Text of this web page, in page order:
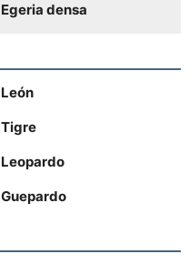
Egeria densa
León
Tigre
Leopardo
Guepardo